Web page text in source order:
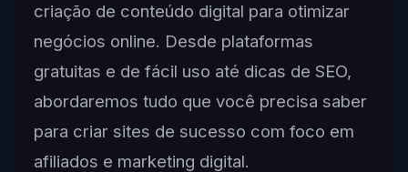
criação de conteúdo digital para otimizar
negócios online. Desde plataformas
gratuitas e de fácil uso até dicas de SEO,
abordaremos tudo que você precisa saber
para criar sites de sucesso com foco em
afiliados e marketing digital.